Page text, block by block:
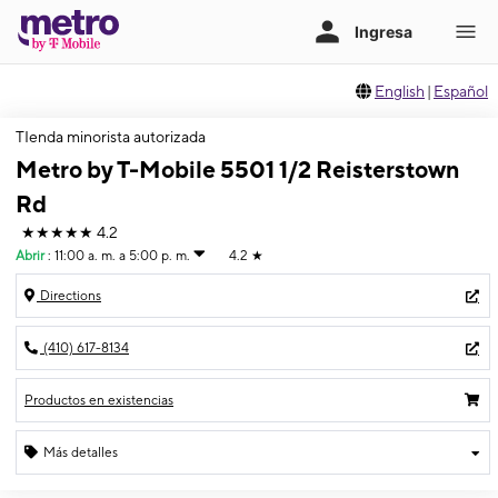
English | Español
TIenda minorista autorizada
Metro by T-Mobile 5501 1/2 Reisterstown
Rd
★★★★★ 4.2
Abrir : 11:00 a. m. a 5:00 p. m. 4.2 ★
Directions
(410) 617-8134
Productos en existencias
Más detalles